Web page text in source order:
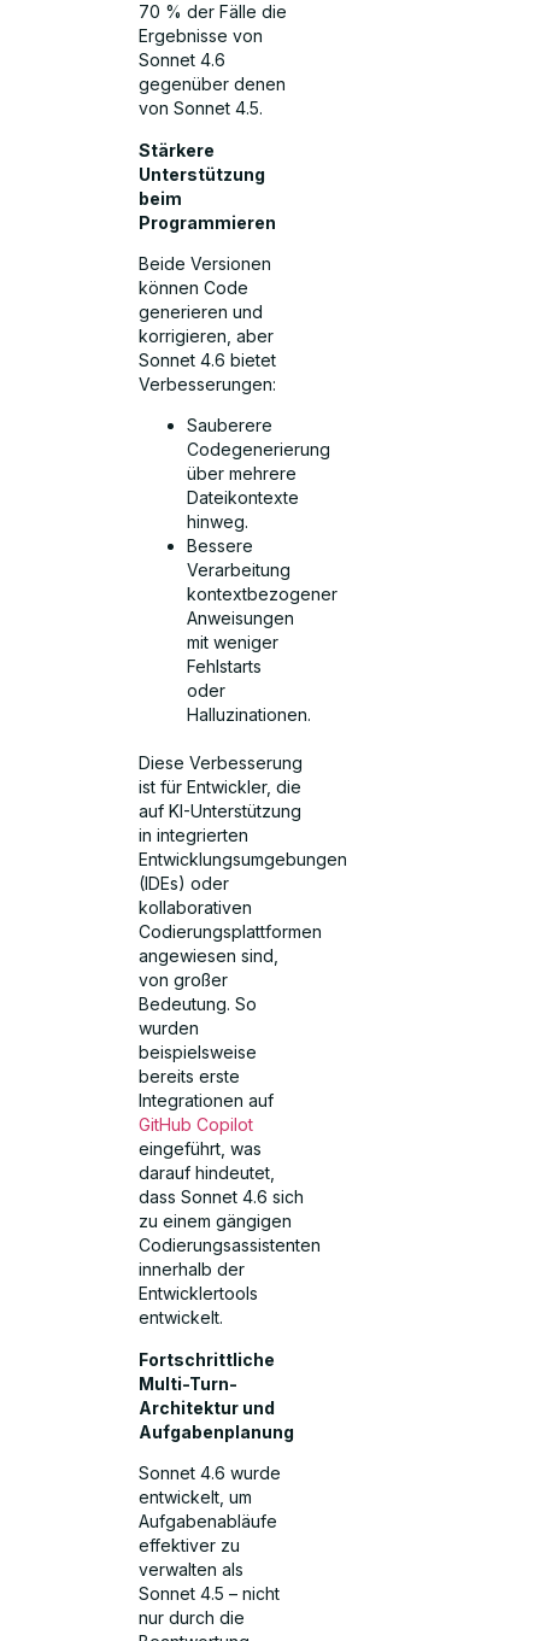
70 % der Fälle die
Ergebnisse von
Sonnet 4.6
gegenüber denen
von Sonnet 4.5.
Stärkere
Unterstützung
beim
Programmieren
Beide Versionen
können Code
generieren und
korrigieren, aber
Sonnet 4.6 bietet
Verbesserungen:
Sauberere
Codegenerierung
über mehrere
Dateikontexte
hinweg.
Bessere
Verarbeitung
kontextbezogener
Anweisungen
mit weniger
Fehlstarts
oder
Halluzinationen.
Diese Verbesserung
ist für Entwickler, die
auf KI-Unterstützung
in integrierten
Entwicklungsumgebungen
(IDEs) oder
kollaborativen
Codierungsplattformen
angewiesen sind,
von großer
Bedeutung. So
wurden
beispielsweise
bereits erste
Integrationen auf
GitHub Copilot
eingeführt, was
darauf hindeutet,
dass Sonnet 4.6 sich
zu einem gängigen
Codierungsassistenten
innerhalb der
Entwicklertools
entwickelt.
Fortschrittliche
Multi-Turn-
Architektur und
Aufgabenplanung
Sonnet 4.6 wurde
entwickelt, um
Aufgabenabläufe
effektiver zu
verwalten als
Sonnet 4.5 – nicht
nur durch die